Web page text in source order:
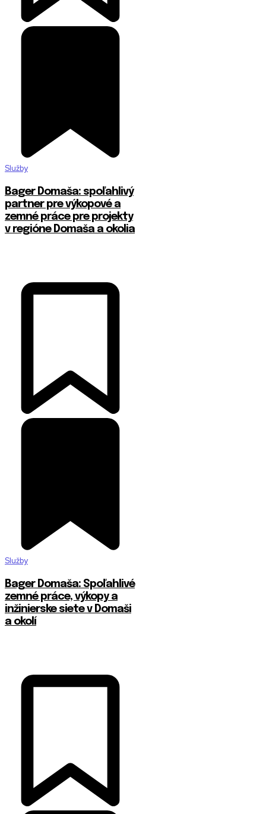
Služby
Bager Domaša: spoľahlivý
partner pre výkopové a
zemné práce pre projekty
v regióne Domaša a okolia
Služby
Bager Domaša: Spoľahlivé
zemné práce, výkopy a
inžinierske siete v Domaši
a okolí